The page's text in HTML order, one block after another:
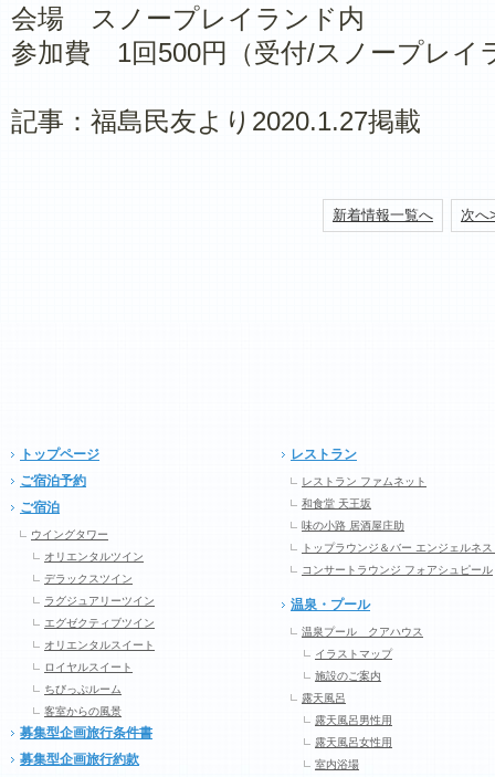
会場 スノープレイランド内
参加費 1回500円（受付/スノープレイ
記事：福島民友より2020.1.27掲載
新着情報一覧へ 次へ
トップページ
ご宿泊予約
ご宿泊
ウイングタワー
オリエンタルツイン
デラックスツイン
ラグジュアリーツイン
エグゼクティブツイン
オリエンタルスイート
ロイヤルスイート
ちびっぷルーム
客室からの風景
募集型企画旅行条件書
募集型企画旅行約款
レストラン
レストラン ファムネット
和食堂 天王坂
味の小路 居酒屋庄助
トップラウンジ＆バー エンジェルネス
コンサートラウンジ フォアシュピール
温泉・プール
温泉プール クアハウス
イラストマップ
施設のご案内
露天風呂
露天風呂男性用
露天風呂女性用
室内浴場